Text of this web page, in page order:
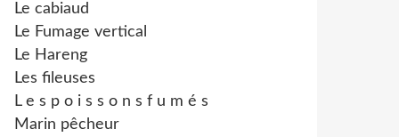
Le cabiaud
Le Fumage vertical
Le Hareng
Les fileuses
L e s p o i s s o n s f u m é s
Marin pêcheur